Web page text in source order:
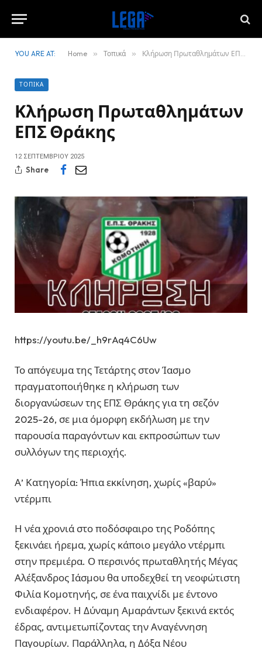
YOU ARE AT: Home » Τοπικά » Κλήρωση Πρωταθλημάτων ΕΠΣ Θράκης
ΤΟΠΙΚΆ
Κλήρωση Πρωταθλημάτων
ΕΠΣ Θράκης
12 ΣΕΠΤΕΜΒΡΊΟΥ 2025
Share
https://youtu.be/_h9rAq4C6Uw
Το απόγευμα της Τετάρτης στον Ίασμο
πραγματοποιήθηκε η κλήρωση των
διοργανώσεων της ΕΠΣ Θράκης για τη σεζόν
2025-26, σε μια όμορφη εκδήλωση με την
παρουσία παραγόντων και εκπροσώπων των
συλλόγων της περιοχής.
Α’ Κατηγορία: Ήπια εκκίνηση, χωρίς «βαρύ»
ντέρμπι
Η νέα χρονιά στο ποδόσφαιρο της Ροδόπης
ξεκινάει ήρεμα, χωρίς κάποιο μεγάλο ντέρμπι
στην πρεμιέρα. Ο περσινός πρωταθλητής Μέγας
Αλέξανδρος Ιάσμου θα υποδεχθεί τη νεοφώτιστη
Φιλία Κομοτηνής, σε ένα παιχνίδι με έντονο
ενδιαφέρον. Η Δύναμη Αμαράντων ξεκινά εκτός
έδρας, αντιμετωπίζοντας την Αναγέννηση
Παγουρίων. Παράλληλα, η Δόξα Νέου